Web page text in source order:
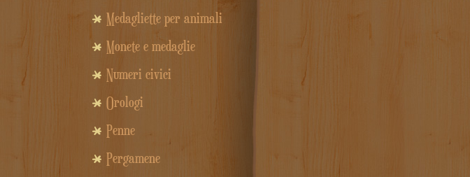
Medagliette per animali
Monete e medaglie
Numeri civici
Orologi
Penne
Pergamene